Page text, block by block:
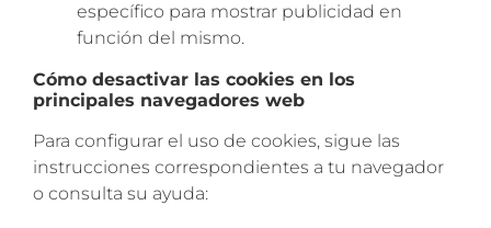
específico para mostrar publicidad en
función del mismo.
Cómo desactivar las cookies en los
principales navegadores web
Para configurar el uso de cookies, sigue las
instrucciones correspondientes a tu navegador
o consulta su ayuda: